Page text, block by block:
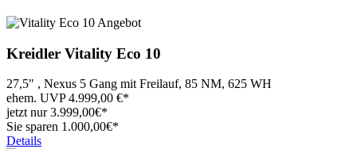
Kreidler Vitality Eco 10
27,5" , Nexus 5 Gang mit Freilauf, 85 NM, 625 WH
ehem. UVP4.999,00 €*
jetzt nur3.999,00€*
Sie sparen 1.000,00€*
Details